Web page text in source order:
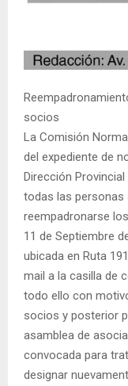
socios
La Comisión
del expediente de
Dirección
todas las
reempadronarse
11 de Septiembre
ubicada en Ruta
mail a la casilla de
todo ello con
socios y posterior
asamblea de
convocada para
designar